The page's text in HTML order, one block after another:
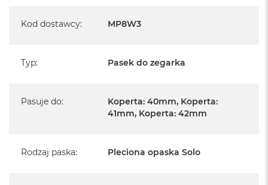
Kod dostawcy: MP8W3
Typ: Pasek do zegarka
Pasuje do:
Koperta: 40mm, Koperta:
41mm, Koperta: 42mm
Rodzaj paska: Pleciona opaska Solo